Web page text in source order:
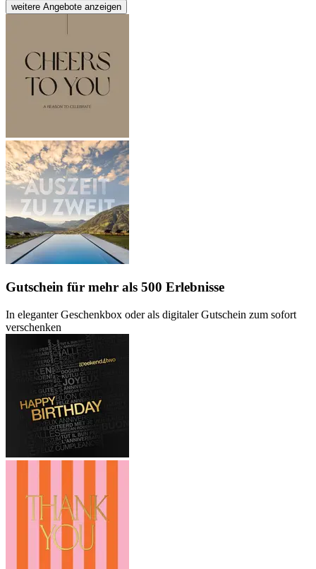
weitere Angebote anzeigen
Gutschein für mehr als 500 Erlebnisse
In eleganter Geschenkbox oder als digitaler Gutschein zum sofort
verschenken